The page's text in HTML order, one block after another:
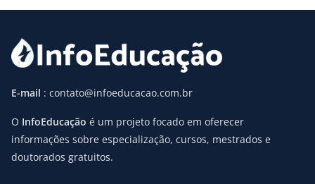
E-mail : contato@infoeducacao.com.br
O InfoEducação é um projeto focado em oferecer
informações sobre especialização, cursos, mestrados e
doutorados gratuitos.